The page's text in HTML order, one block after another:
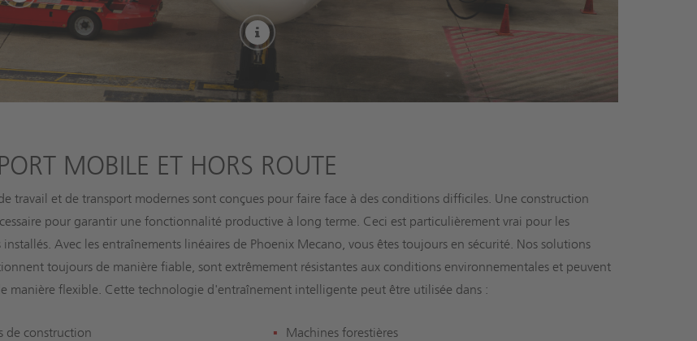
More
MOBILE ET HORS ROUTE
travail et de transport modernes sont conçues pour faire face à des conditions difficiles. Une construction
pour garantir une fonctionnalité productive à long terme. Ceci est particulièrement vrai pour les
Avec les entraînements linéaires de Phoenix Mecano, vous êtes toujours en sécurité. Nos solutions
toujours de manière fiable, sont extrêmement résistantes aux conditions environnementales et peuvent
manière flexible. Cette technologie d'entraînement intelligente peut être utilisée dans :
de construction
Machines forestières